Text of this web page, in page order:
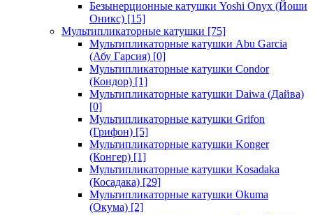
Безынерционные катушки Yoshi Onyx (Йоши
Оникс) [15]
Мультипликаторные катушки [75]
Мультипликаторные катушки Abu Garcia
(Абу Гарсия) [0]
Мультипликаторные катушки Condor
(Кондор) [1]
Мультипликаторные катушки Daiwa (Дайва)
[0]
Мультипликаторные катушки Grifon
(Грифон) [5]
Мультипликаторные катушки Konger
(Конгер) [1]
Мультипликаторные катушки Kosadaka
(Косадака) [29]
Мультипликаторные катушки Okuma
(Окума) [2]